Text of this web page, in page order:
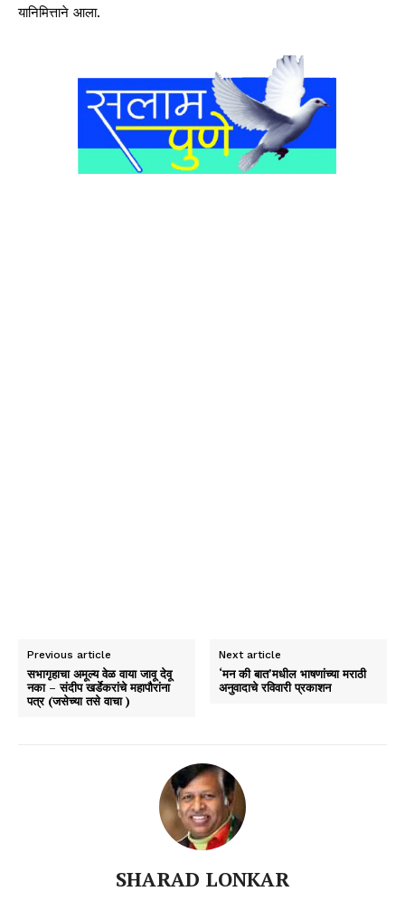
यानिमित्ताने आला.
Previous article
सभागृहाचा अमूल्य वेळ वाया जावू देवू
नका – संदीप खर्डेकरांचे महापौरांना
पत्र (जसेच्या तसे वाचा )
Next article
‘मन की बात’मधील भाषणांच्या मराठी
अनुवादाचे रविवारी प्रकाशन
SHARAD LONKAR